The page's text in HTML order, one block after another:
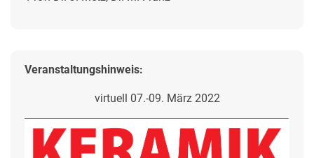
Veranstaltungshinweis:
virtuell 07.-09. März 2022